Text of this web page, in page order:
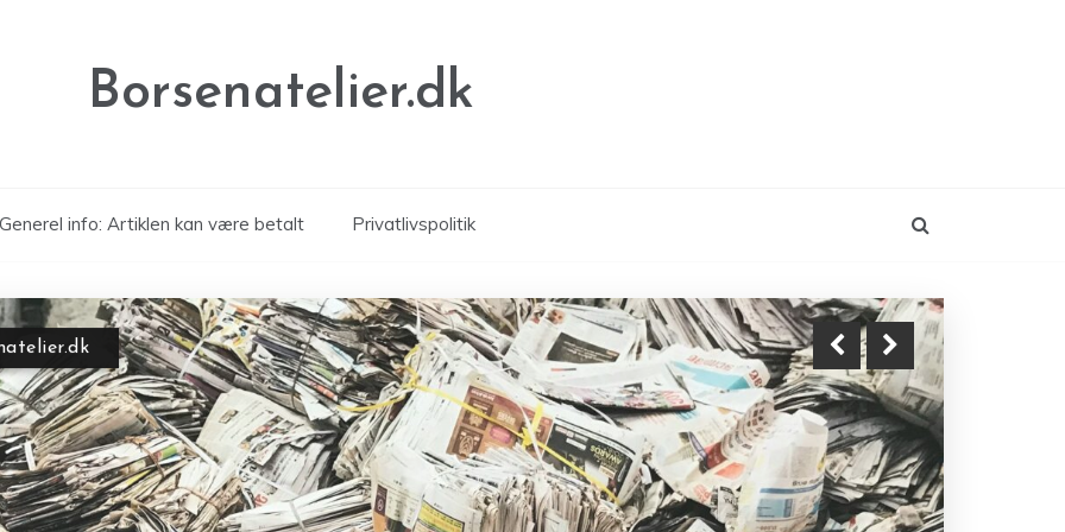
Borsenatelier.dk
Generel info: Artiklen kan være betalt Privatlivspolitik